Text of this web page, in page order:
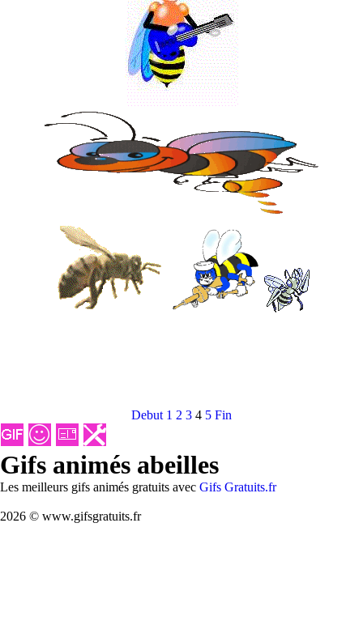
Debut 1 2 3 4 5 Fin
Gifs animés abeilles
Les meilleurs gifs animés gratuits avec Gifs Gratuits.fr
2026 © www.gifsgratuits.fr